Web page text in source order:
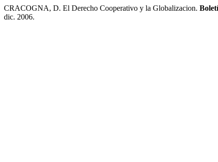
CRACOGNA, D. El Derecho Cooperativo y la Globalizacion.
dic. 2006.